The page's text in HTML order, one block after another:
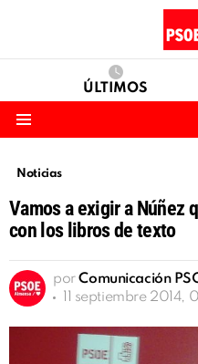
ÚLTIMOS
Noticias
Vamos a exigir a Núñez
con los libros de texto
por Comunicación
11 septiembre 2014,